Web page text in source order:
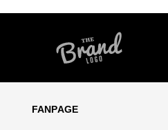
FANPAGE